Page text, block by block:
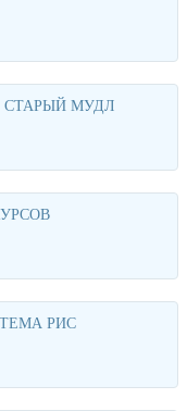
СТАРЫЙ МУДЛ
РИС